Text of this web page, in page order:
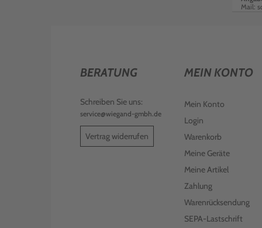
Mail:
BERATUNG
Schreiben Sie uns:
service@wiegand-gmbh.de
Vertrag widerrufen
MEIN KONTO
Mein Konto
Login
Warenkorb
Meine Geräte
Meine Artikel
Zahlung
Warenrücksendung
SEPA-Lastschrift